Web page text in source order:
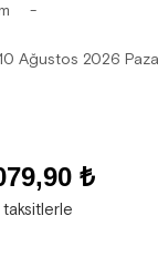
Ağustos 2026
₺